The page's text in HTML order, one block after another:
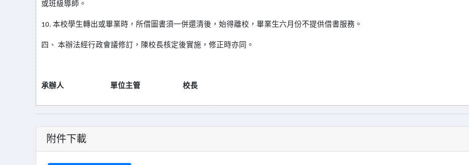
或班級導師。
10. 本校學生轉出或畢業時，所借圖書須一併還清後，始得離校，畢業生六月份不提供借書服務。
四、 本辦法經行政會議修訂，陳校長核定後實施，修正時亦同。
承辦人 單位主管 校長
附件下載